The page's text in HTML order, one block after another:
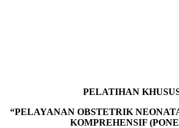
PELATIHAN
“PELAYANAN OBSTETRIK
KOMPREHENSIF